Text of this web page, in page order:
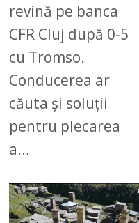
revină pe banca
CFR Cluj după 0-5
cu Tromso.
Conducerea ar
căuta și soluții
pentru plecarea
a…